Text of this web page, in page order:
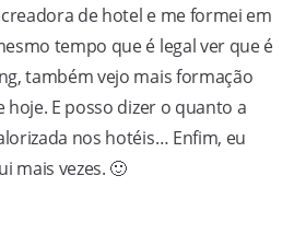
de hotel e me formei em
tempo que é legal ver que é
também vejo mais formação
hoje. E posso dizer o quanto a
nos hotéis… Enfim, eu
mais vezes. 🙂